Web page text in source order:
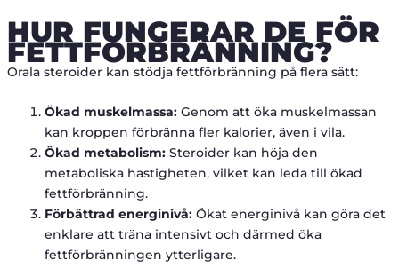
HUR FUNGERAR DE FÖR
FETTFÖRBRÄNNING?
Orala steroider kan stödja fettförbränning på flera sätt:
Ökad muskelmassa:Genom att öka muskelmassan
kan kroppen förbränna fler kalorier, även i vila.
Ökad metabolism:Steroider kan höja den
metaboliska hastigheten, vilket kan leda till ökad
fettförbränning.
Förbättrad energinivå:Ökat energinivå kan göra det
enklare att träna intensivt och därmed öka
fettförbränningen ytterligare.